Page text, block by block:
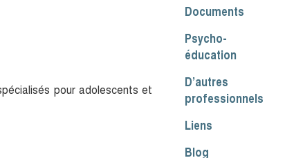
Documents
Psycho-
éducation
D’autres
professionnels
Liens
Blog
pour adolescents et